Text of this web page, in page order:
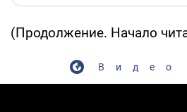
(Продолжение. Начало
Видео